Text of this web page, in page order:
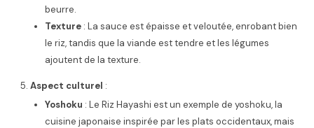
beurre.
Texture : La sauce est épaisse et veloutée, enrobant bien
le riz, tandis que la viande est tendre et les légumes
ajoutent de la texture.
Aspect culturel :
Yoshoku : Le Riz Hayashi est un exemple de yoshoku, la
cuisine japonaise inspirée par les plats occidentaux, mais